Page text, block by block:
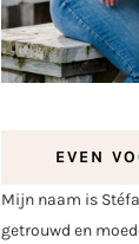
EVEN
Mijn naam is
getrouwd en